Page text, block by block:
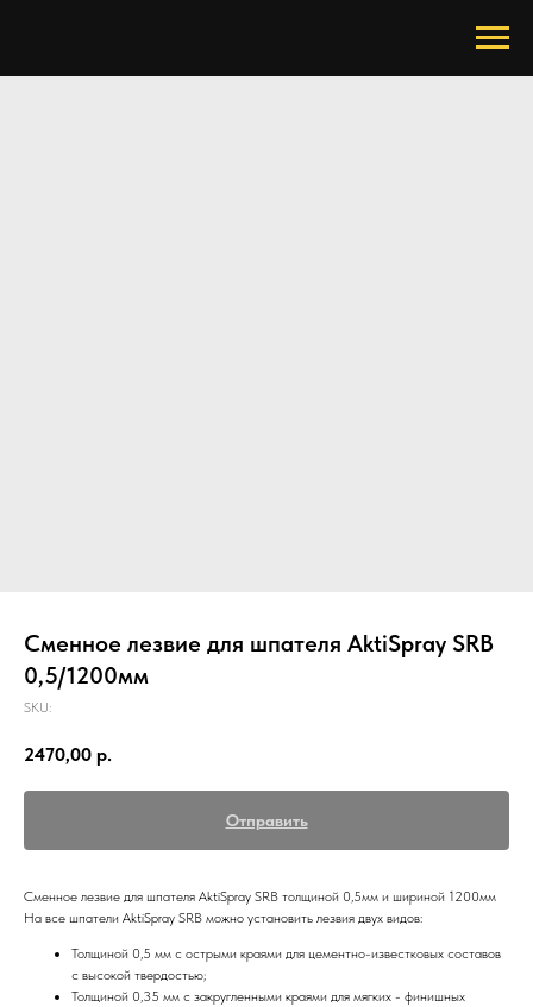
Сменное лезвие для шпателя AktiSpray SRB
0,5/1200мм
SKU:
2470,00 р.
Отправить
Сменное лезвие для шпателя AktiSpray SRB толщиной 0,5мм и шириной 1200мм
На все шпатели AktiSpray SRB можно установить лезвия двух видов:
Толщиной 0,5 мм с острыми краями для цементно-известковых составов
с высокой твердостью;
Толщиной 0,35 мм с закругленными краями для мягких - финишных